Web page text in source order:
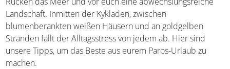
abwechslungsreiche Landschaft. Inmitten der Kykladen,
zwischen blumenberankten weißen Häusern und an
goldgelben Stränden fällt der Alltagsstress von jedem ab.
Hier sind unsere Tipps, um das Beste aus eurem Paros-
Urlaub zu machen.